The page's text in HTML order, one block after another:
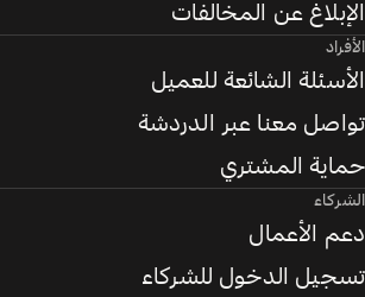
الإبلاغ عن المخالفات
الأفراد
الأسئلة الشائعة للعميل
تواصل معنا عبر الدردشة
حماية المشتري
الشركاء
دعم الأعمال
تسجيل الدخول للشركاء